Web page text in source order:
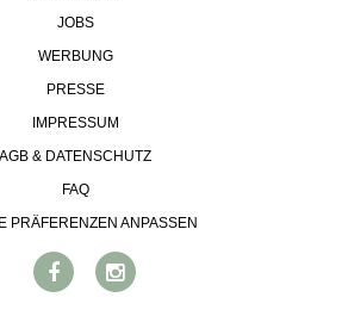
JOBS
WERBUNG
PRESSE
IMPRESSUM
AGB & DATENSCHUTZ
FAQ
PRÄFERENZEN ANPASSEN